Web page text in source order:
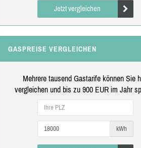
Jetzt vergleichen
GASPREISE VERGLEICHEN
Mehrere tausend Gastarife können Sie
vergleichen und bis zu 900 EUR im Jahr
kWh